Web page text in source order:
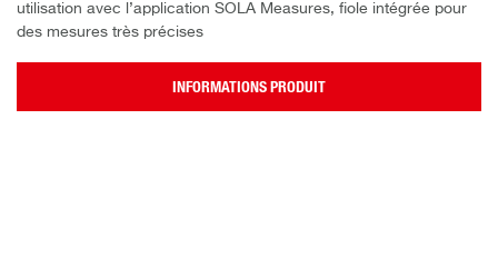
utilisation avec l’application SOLA Measures, fiole intégrée pour
des mesures très précises
INFORMATIONS PRODUIT